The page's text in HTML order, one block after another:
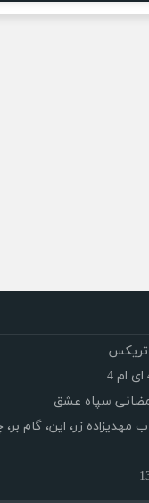
سپاه عشق
مهدیزاده زر، این، گام بر،